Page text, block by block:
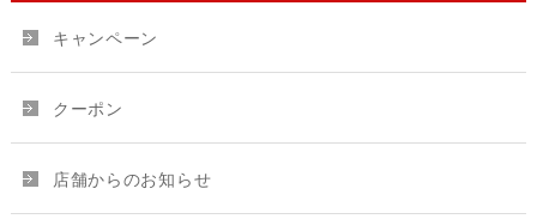
キャンペーン
クーポン
店舗からのお知らせ